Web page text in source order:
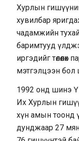
Хурлын
хувилбар яригдаж,
чадамжийн
баримтууд
иргэдийг
мэтгэлцээн
1992 онд шинэ
Их Хурлын
хүн амын тоонд
дунджаар 27